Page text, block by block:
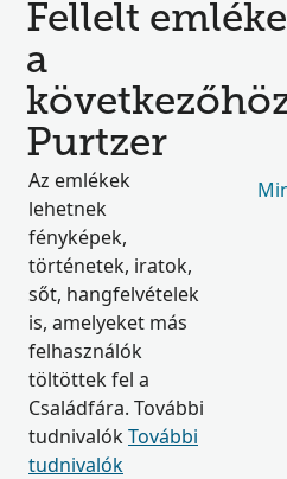
Fellelt
a
Purtzer
Az emlékek
lehetnek
fényképek,
történetek, iratok,
sőt, hangfelvételek
is, amelyeket más
felhasználók
töltöttek fel a
Családfára. További
tudnivalókTovábbi
tudnivalók